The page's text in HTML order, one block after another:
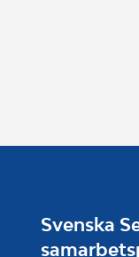
Svenska